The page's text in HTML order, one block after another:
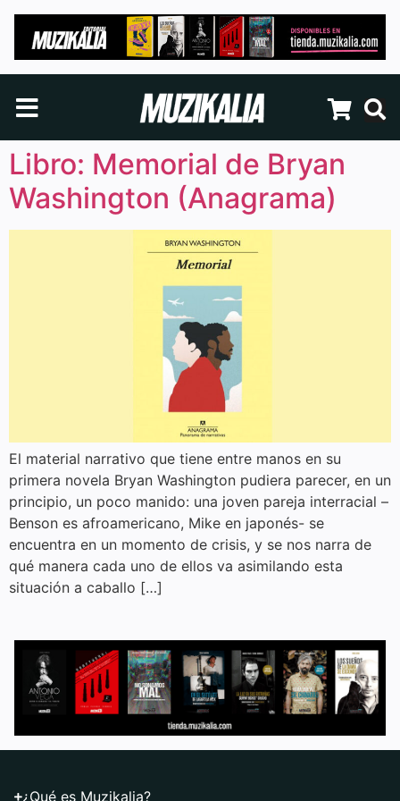
Libro: Memorial de Bryan
Washington (Anagrama)
El material narrativo que tiene entre manos en su
primera novela Bryan Washington pudiera parecer, en un
principio, un poco manido: una joven pareja interracial –
Benson es afroamericano, Mike en japonés- se
encuentra en un momento de crisis, y se nos narra de
qué manera cada uno de ellos va asimilando esta
situación a caballo […]
¿Qué es Muzikalia?